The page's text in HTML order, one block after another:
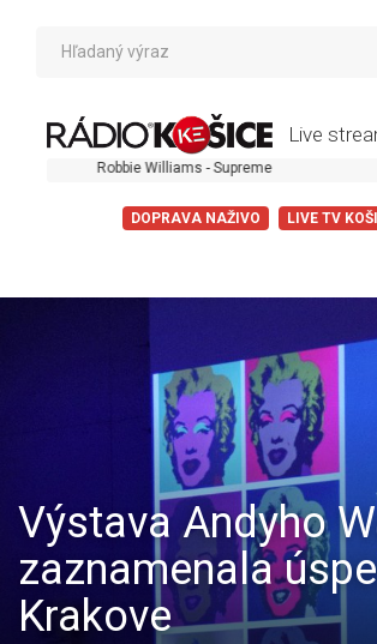
Live
Robbie Williams - Supreme
DOPRAVA NAŽIVO LIVE TV
Výstava Andyho
zaznamenala
Krakove